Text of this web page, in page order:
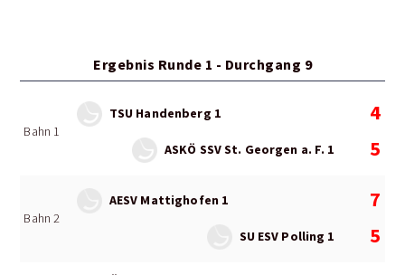
Ergebnis Runde 1 - Durchgang 9
Bahn 1
TSU Handenberg 1
4
5
ASKÖ SSV St. Georgen a. F. 1
Bahn 2
AESV Mattighofen 1
7
5
SU ESV Polling 1